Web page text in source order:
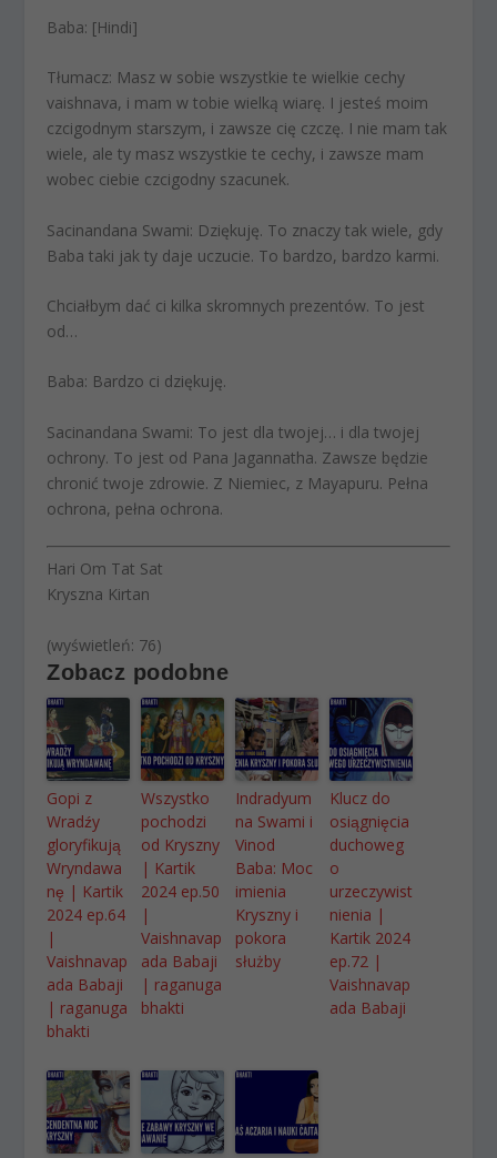
Baba: [Hindi]
Tłumacz: Masz w sobie wszystkie te wielkie cechy
vaishnava, i mam w tobie wielką wiarę. I jesteś moim
czcigodnym starszym, i zawsze cię czczę. I nie mam tak
wiele, ale ty masz wszystkie te cechy, i zawsze mam
wobec ciebie czcigodny szacunek.
Sacinandana Swami: Dziękuję. To znaczy tak wiele, gdy
Baba taki jak ty daje uczucie. To bardzo, bardzo karmi.
Chciałbym dać ci kilka skromnych prezentów. To jest
od…
Baba: Bardzo ci dziękuję.
Sacinandana Swami: To jest dla twojej… i dla twojej
ochrony. To jest od Pana Jagannatha. Zawsze będzie
chronić twoje zdrowie. Z Niemiec, z Mayapuru. Pełna
ochrona, pełna ochrona.
Hari Om Tat Sat
Kryszna Kirtan
(wyświetleń: 76)
Zobacz podobne
Gopi z
Wradźy
gloryfikują
Wryndawa
nę | Kartik
2024 ep.64
|
Vaishnavap
ada Babaji
| raganuga
bhakti
Wszystko
pochodzi
od Kryszny
| Kartik
2024 ep.50
|
Vaishnavap
ada Babaji
| raganuga
bhakti
Indradyum
na Swami i
Vinod
Baba: Moc
imienia
Kryszny i
pokora
służby
Klucz do
osiągnięcia
duchoweg
o
urzeczywist
nienia |
Kartik 2024
ep.72 |
Vaishnavap
ada Babaji